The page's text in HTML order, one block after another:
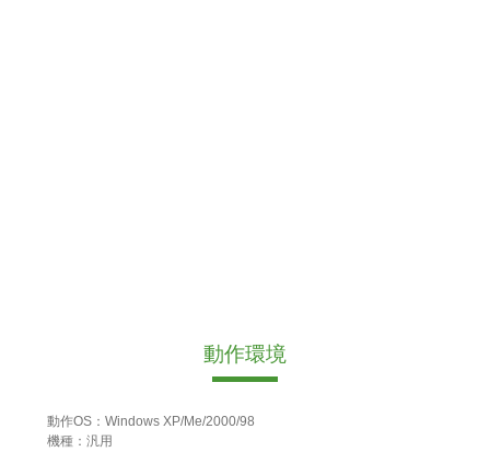
動作環境
動作OS：Windows XP/Me/2000/98
機種：汎用